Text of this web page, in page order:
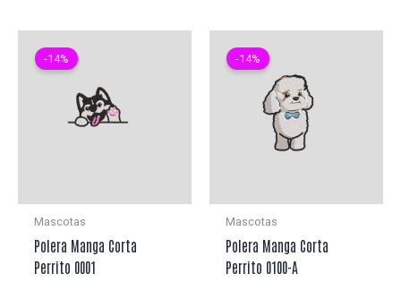
-14%
Mascotas
Polera Manga Corta
Perrito 0001
-14%
Mascotas
Polera Manga Corta
Perrito 0100-A